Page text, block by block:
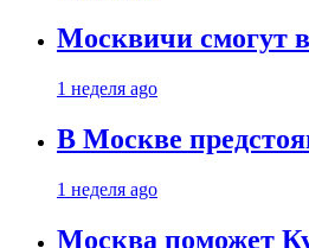
Москвичи смогут
1 неделя ago
В Москве
1 неделя ago
Москва поможет